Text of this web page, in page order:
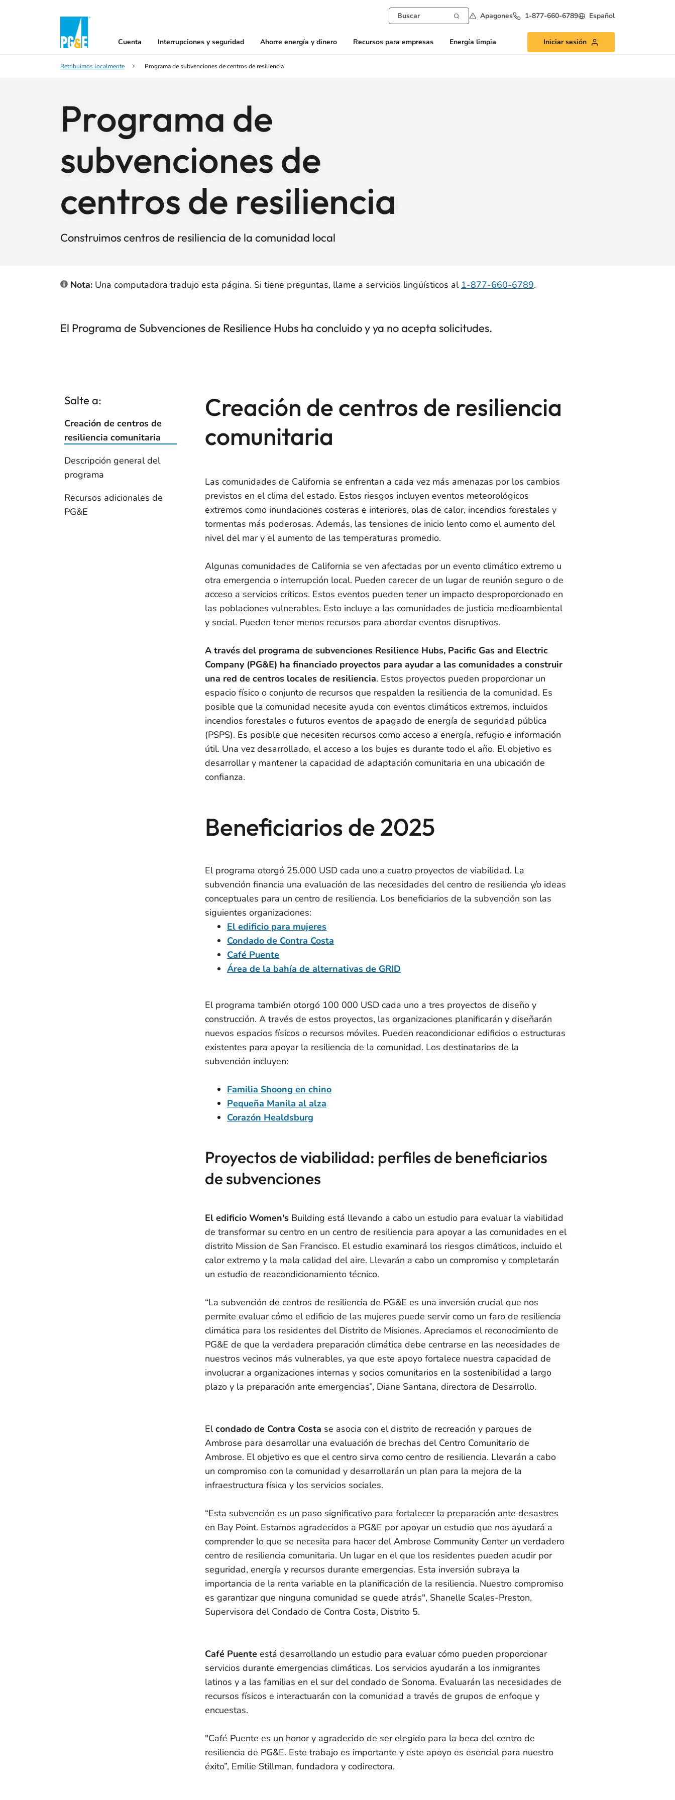
Apagones 1-877-660-6789 Español
Cuenta Interrupciones y seguridad Ahorre energía y dinero Recursos para empresas Energía limpia Iniciar sesión
Retribuimos localmente Programa de subvenciones de centros de resiliencia
Programa de
subvenciones de
centros de resiliencia
Construimos centros de resiliencia de la comunidad local
Nota: Una computadora tradujo esta página. Si tiene preguntas, llame a servicios lingüísticos al 1-877-660-6789.
El Programa de Subvenciones de Resilience Hubs ha concluido y ya no acepta solicitudes.
Salte a:
Creación de centros de
resiliencia comunitaria
Descripción general del
programa
Recursos adicionales de
PG&E
Creación de centros de resiliencia
comunitaria
Las comunidades de California se enfrentan a cada vez más amenazas por los cambios
previstos en el clima del estado. Estos riesgos incluyen eventos meteorológicos
extremos como inundaciones costeras e interiores, olas de calor, incendios forestales y
tormentas más poderosas. Además, las tensiones de inicio lento como el aumento del
nivel del mar y el aumento de las temperaturas promedio.
Algunas comunidades de California se ven afectadas por un evento climático extremo u
otra emergencia o interrupción local. Pueden carecer de un lugar de reunión seguro o de
acceso a servicios críticos. Estos eventos pueden tener un impacto desproporcionado en
las poblaciones vulnerables. Esto incluye a las comunidades de justicia medioambiental
y social. Pueden tener menos recursos para abordar eventos disruptivos.
A través del programa de subvenciones Resilience Hubs, Pacific Gas and Electric
Company (PG&E) ha financiado proyectos para ayudar a las comunidades a construir
una red de centros locales de resiliencia. Estos proyectos pueden proporcionar un
espacio físico o conjunto de recursos que respalden la resiliencia de la comunidad. Es
posible que la comunidad necesite ayuda con eventos climáticos extremos, incluidos
incendios forestales o futuros eventos de apagado de energía de seguridad pública
(PSPS). Es posible que necesiten recursos como acceso a energía, refugio e información
útil. Una vez desarrollado, el acceso a los bujes es durante todo el año. El objetivo es
desarrollar y mantener la capacidad de adaptación comunitaria en una ubicación de
confianza.
Beneficiarios de 2025
El programa otorgó 25.000 USD cada uno a cuatro proyectos de viabilidad. La
subvención financia una evaluación de las necesidades del centro de resiliencia y/o ideas
conceptuales para un centro de resiliencia. Los beneficiarios de la subvención son las
siguientes organizaciones:
El edificio para mujeres
Condado de Contra Costa
Café Puente
Área de la bahía de alternativas de GRID
El programa también otorgó 100 000 USD cada uno a tres proyectos de diseño y
construcción. A través de estos proyectos, las organizaciones planificarán y diseñarán
nuevos espacios físicos o recursos móviles. Pueden reacondicionar edificios o estructuras
existentes para apoyar la resiliencia de la comunidad. Los destinatarios de la
subvención incluyen:
Familia Shoong en chino
Pequeña Manila al alza
Corazón Healdsburg
Proyectos de viabilidad: perfiles de beneficiarios
de subvenciones
El edificio Women's Building está llevando a cabo un estudio para evaluar la viabilidad
de transformar su centro en un centro de resiliencia para apoyar a las comunidades en el
distrito Mission de San Francisco. El estudio examinará los riesgos climáticos, incluido el
calor extremo y la mala calidad del aire. Llevarán a cabo un compromiso y completarán
un estudio de reacondicionamiento técnico.
“La subvención de centros de resiliencia de PG&E es una inversión crucial que nos
permite evaluar cómo el edificio de las mujeres puede servir como un faro de resiliencia
climática para los residentes del Distrito de Misiones. Apreciamos el reconocimiento de
PG&E de que la verdadera preparación climática debe centrarse en las necesidades de
nuestros vecinos más vulnerables, ya que este apoyo fortalece nuestra capacidad de
involucrar a organizaciones internas y socios comunitarios en la sostenibilidad a largo
plazo y la preparación ante emergencias”, Diane Santana, directora de Desarrollo.
Elcondado de Contra Costa se asocia con el distrito de recreación y parques de
Ambrose para desarrollar una evaluación de brechas del Centro Comunitario de
Ambrose. El objetivo es que el centro sirva como centro de resiliencia. Llevarán a cabo
un compromiso con la comunidad y desarrollarán un plan para la mejora de la
infraestructura física y los servicios sociales.
“Esta subvención es un paso significativo para fortalecer la preparación ante desastres
en Bay Point. Estamos agradecidos a PG&E por apoyar un estudio que nos ayudará a
comprender lo que se necesita para hacer del Ambrose Community Center un verdadero
centro de resiliencia comunitaria. Un lugar en el que los residentes pueden acudir por
seguridad, energía y recursos durante emergencias. Esta inversión subraya la
importancia de la renta variable en la planificación de la resiliencia. Nuestro compromiso
es garantizar que ninguna comunidad se quede atrás", Shanelle Scales-Preston,
Supervisora del Condado de Contra Costa, Distrito 5.
Café Puente está desarrollando un estudio para evaluar cómo pueden proporcionar
servicios durante emergencias climáticas. Los servicios ayudarán a los inmigrantes
latinos y a las familias en el sur del condado de Sonoma. Evaluarán las necesidades de
recursos físicos e interactuarán con la comunidad a través de grupos de enfoque y
encuestas.
"Café Puente es un honor y agradecido de ser elegido para la beca del centro de
resiliencia de PG&E. Este trabajo es importante y este apoyo es esencial para nuestro
éxito”, Emilie Stillman, fundadora y codirectora.